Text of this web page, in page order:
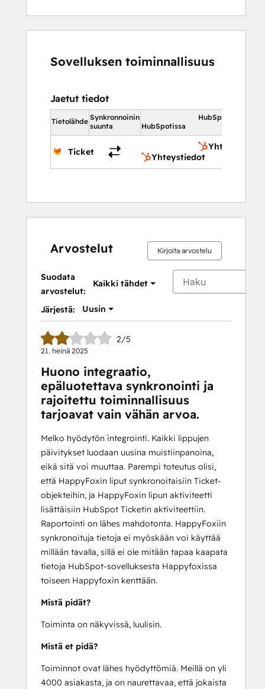
Sovelluksen toiminnallisuus
Jaetut tiedot
Tietolähde Synkronnoinin
suunta
HubSpotissa
HubSpotissa
Ticket
Yhteystiedot
Yhteystiedot
Arvostelut Kirjoita arvostelu
Suodata
arvostelut:
Kaikki tähdet
Järjestä: Uusin
2/5
21. heinä 2025
Huono integraatio,
epäluotettava synkronointi ja
rajoitettu toiminnallisuus
tarjoavat vain vähän arvoa.
Melko hyödytön integrointi. Kaikki lippujen
päivitykset luodaan uusina muistiinpanoina,
eikä sitä voi muuttaa. Parempi toteutus olisi,
että HappyFoxin liput synkronoitaisiin Ticket-
objekteihin, ja HappyFoxin lipun aktiviteetti
lisättäisiin HubSpot Ticketin aktiviteettiin.
Raportointi on lähes mahdotonta. HappyFoxiin
synkronoituja tietoja ei myöskään voi käyttää
millään tavalla, sillä ei ole mitään tapaa kaapata
tietoja HubSpot-sovelluksesta Happyfoxissa
toiseen Happyfoxin kenttään.
Mistä pidät?
Toiminta on näkyvissä, luulisin.
Mistä et pidä?
Toiminnot ovat lähes hyödyttömiä. Meillä on yli
4000 asiakasta, ja on naurettavaa, että jokaista